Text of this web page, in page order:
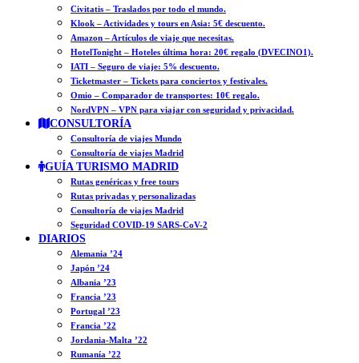
Civitatis – Traslados por todo el mundo.
Klook – Actividades y tours en Asia: 5€ descuento.
Amazon – Artículos de viaje que necesitas.
HotelTonight – Hoteles última hora: 20€ regalo (DVECINO1).
IATI – Seguro de viaje: 5% descuento.
Ticketmaster – Tickets para conciertos y festivales.
Omio – Comparador de transportes: 10€ regalo.
NordVPN – VPN para viajar con seguridad y privacidad.
CONSULTORÍA
Consultoría de viajes Mundo
Consultoría de viajes Madrid
GUÍA TURISMO MADRID
Rutas genéricas y free tours
Rutas privadas y personalizadas
Consultoría de viajes Madrid
Seguridad COVID-19 SARS-CoV-2
DIARIOS
Alemania ’24
Japón ’24
Albania ’23
Francia ’23
Portugal ’23
Francia ’22
Jordania-Malta ’22
Rumanía ’22